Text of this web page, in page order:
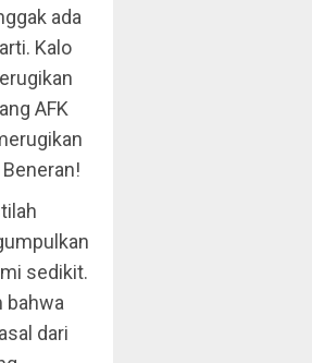
ada
Kalo
AFK
sedikit.
bahwa
dari